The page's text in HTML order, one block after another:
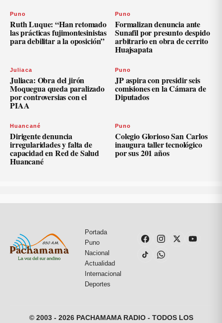
Puno
Ruth Luque: “Han retomado
las prácticas fujimontesinistas
para debilitar a la oposición”
Puno
Formalizan denuncia ante
Sunafil por presunto despido
arbitrario en obra de cerrito
Huajsapata
Juliaca
Juliaca: Obra del jirón
Moquegua queda paralizado
por controversias con el
PIAA
Puno
JP aspira con presidir seis
comisiones en la Cámara de
Diputados
Huancané
Dirigente denuncia
irregularidades y falta de
capacidad en Red de Salud
Huancané
Puno
Colegio Glorioso San Carlos
inaugura taller tecnológico
por sus 201 años
Portada
Puno
Nacional
Actualidad
Internacional
Deportes
© 2003 - 2026 PACHAMAMA RADIO - TODOS LOS